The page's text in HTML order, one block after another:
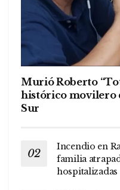
Murió Roberto
histórico movilero
Sur
Incendio en
familia
hospitalizadas